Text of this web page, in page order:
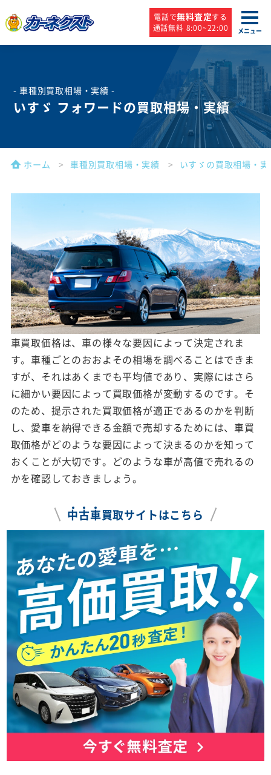
電話で無料査定する
通話無料 8:00~22:00
メニュー
- 車種別買取相場・実績 -
いすゞ フォワードの買取相場・実績
ホーム 車種別買取相場・実績 いすゞの買取相場・
車買取価格は、車の様々な要因によって決定されま
す。車種ごとのおおよその相場を調べることはできま
すが、それはあくまでも平均値であり、実際にはさら
に細かい要因によって買取価格が変動するのです。そ
のため、提示された買取価格が適正であるのかを判断
し、愛車を納得できる金額で売却するためには、車買
取価格がどのような要因によって決まるのかを知って
おくことが大切です。どのような車が高値で売れるの
かを確認しておきましょう。
中古車買取サイトはこちら